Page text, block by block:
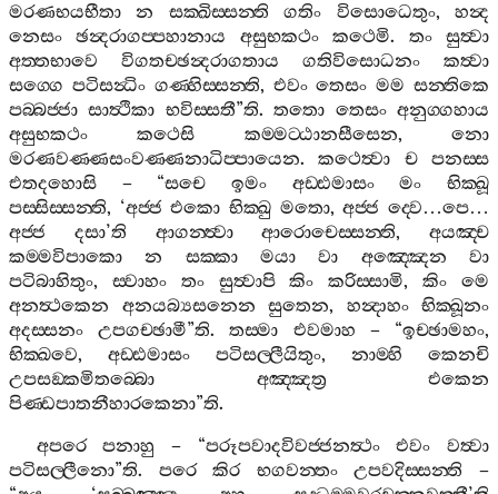
මරණභයභීතා
න සක‍්ඛිස‍්සන‍්ති ගතිං විසොධෙතුං,හන්‍ද
නෙසං
ඡන්‍දරාගප‍්පහානාය අසුභකථං කථෙමි. තං
සුත්‍වා
අත‍්තභාවෙ
විගතච‍්ඡන්‍දරාගතාය ගතිවිසොධනං
කත්‍වා
සග‍්ගෙ පටිසන්‍ධිං ගණ‍්හිස‍්සන‍්ති, එවං තෙසං මම සන‍්තිකෙ
පබ‍්බජ‍්ජා සාත්‍ථිකා භවිස‍්සතී”ති.තතො තෙසං අනුග‍්ගහාය
අසුභකථං
කථෙසි කම‍්මට‍්ඨානසීසෙන,නො
මරණවණ‍්ණසංවණ‍්ණනාධිප‍්පායෙන.කථෙත්‍වා ච
පනස‍්ස
එතදහොසි – “සචෙ ඉමං අඩ‍්ඪමාසං මං
භික‍්ඛූ
පස‍්සිස‍්සන‍්ති, ‘අජ‍්ජ එකො භික‍්ඛු මතො,අජ‍්ජ ද‍්වෙ…පෙ…
අජ‍්ජ
දසා’ති ආගන‍්ත්‍වා ආරොචෙස‍්සන‍්ති, අයඤ‍්ච
කම‍්මවිපාකො
න සක‍්කා මයා වා අඤ‍්ඤෙන
වා
පටිබාහිතුං, ස‍්වාහං තං සුත්‍වාපි කිං කරිස‍්සාමි,කිං
මෙ
අනත්‍ථකෙන
අනයබ්‍යසනෙන සුතෙන, හන්‍දාහං
භික‍්ඛූනං
අදස‍්සනං
උපගච‍්ඡාමී”ති.තස‍්මා එවමාහ – “ඉච‍්ඡාමහං,
භික‍්ඛවෙ, අඩ‍්ඪමාසං පටිසල‍්ලීයිතුං, නාම‍්හි
කෙනචි
උපසඞ‍්කමිතබ‍්බො
අඤ‍්ඤත්‍ර
එකෙන
පිණ‍්ඩපාතනීහාරකෙනා”ති.
අපරෙ
පනාහු – “පරූපවාදවිවජ‍්ජනත්‍ථං එවං
වත්‍වා
පටිසල‍්ලීනො”ති. පරෙ කිර භගවන‍්තං උපවදිස‍්සන‍්ති –